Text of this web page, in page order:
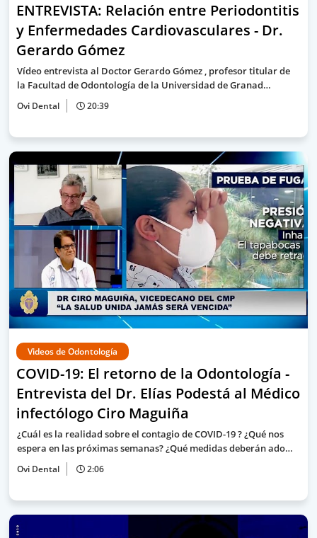
ENTREVISTA: Relación entre Periodontitis
y Enfermedades Cardiovasculares - Dr.
Gerardo Gómez
Vídeo entrevista al Doctor Gerardo Gómez , profesor titular de
la Facultad de Odontología de la Universidad de Granad…
Ovi Dental 20:39
Videos de Odontología
COVID-19: El retorno de la Odontología -
Entrevista del Dr. Elías Podestá al Médico
infectólogo Ciro Maguiña
¿Cuál es la realidad sobre el contagio de COVID-19 ? ¿Qué nos
espera en las próximas semanas? ¿Qué medidas deberán ado…
Ovi Dental 2:06